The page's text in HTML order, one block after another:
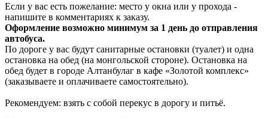
Если у вас есть пожелание: место у окна или у прохода -
напишите в комментариях к заказу.
Оформление возможно минимум за 1 день до отправления
автобуса.
По дороге у вас будут санитарные остановки (туалет) и одна
остановка на обед (на монгольской стороне). Остановка на
обед будет в городе Алтанбулаг в кафе «Золотой комплекс»
(заказываете и оплачиваете самостоятельно).
Рекомендуем: взять с собой перекус в дорогу и питьё.